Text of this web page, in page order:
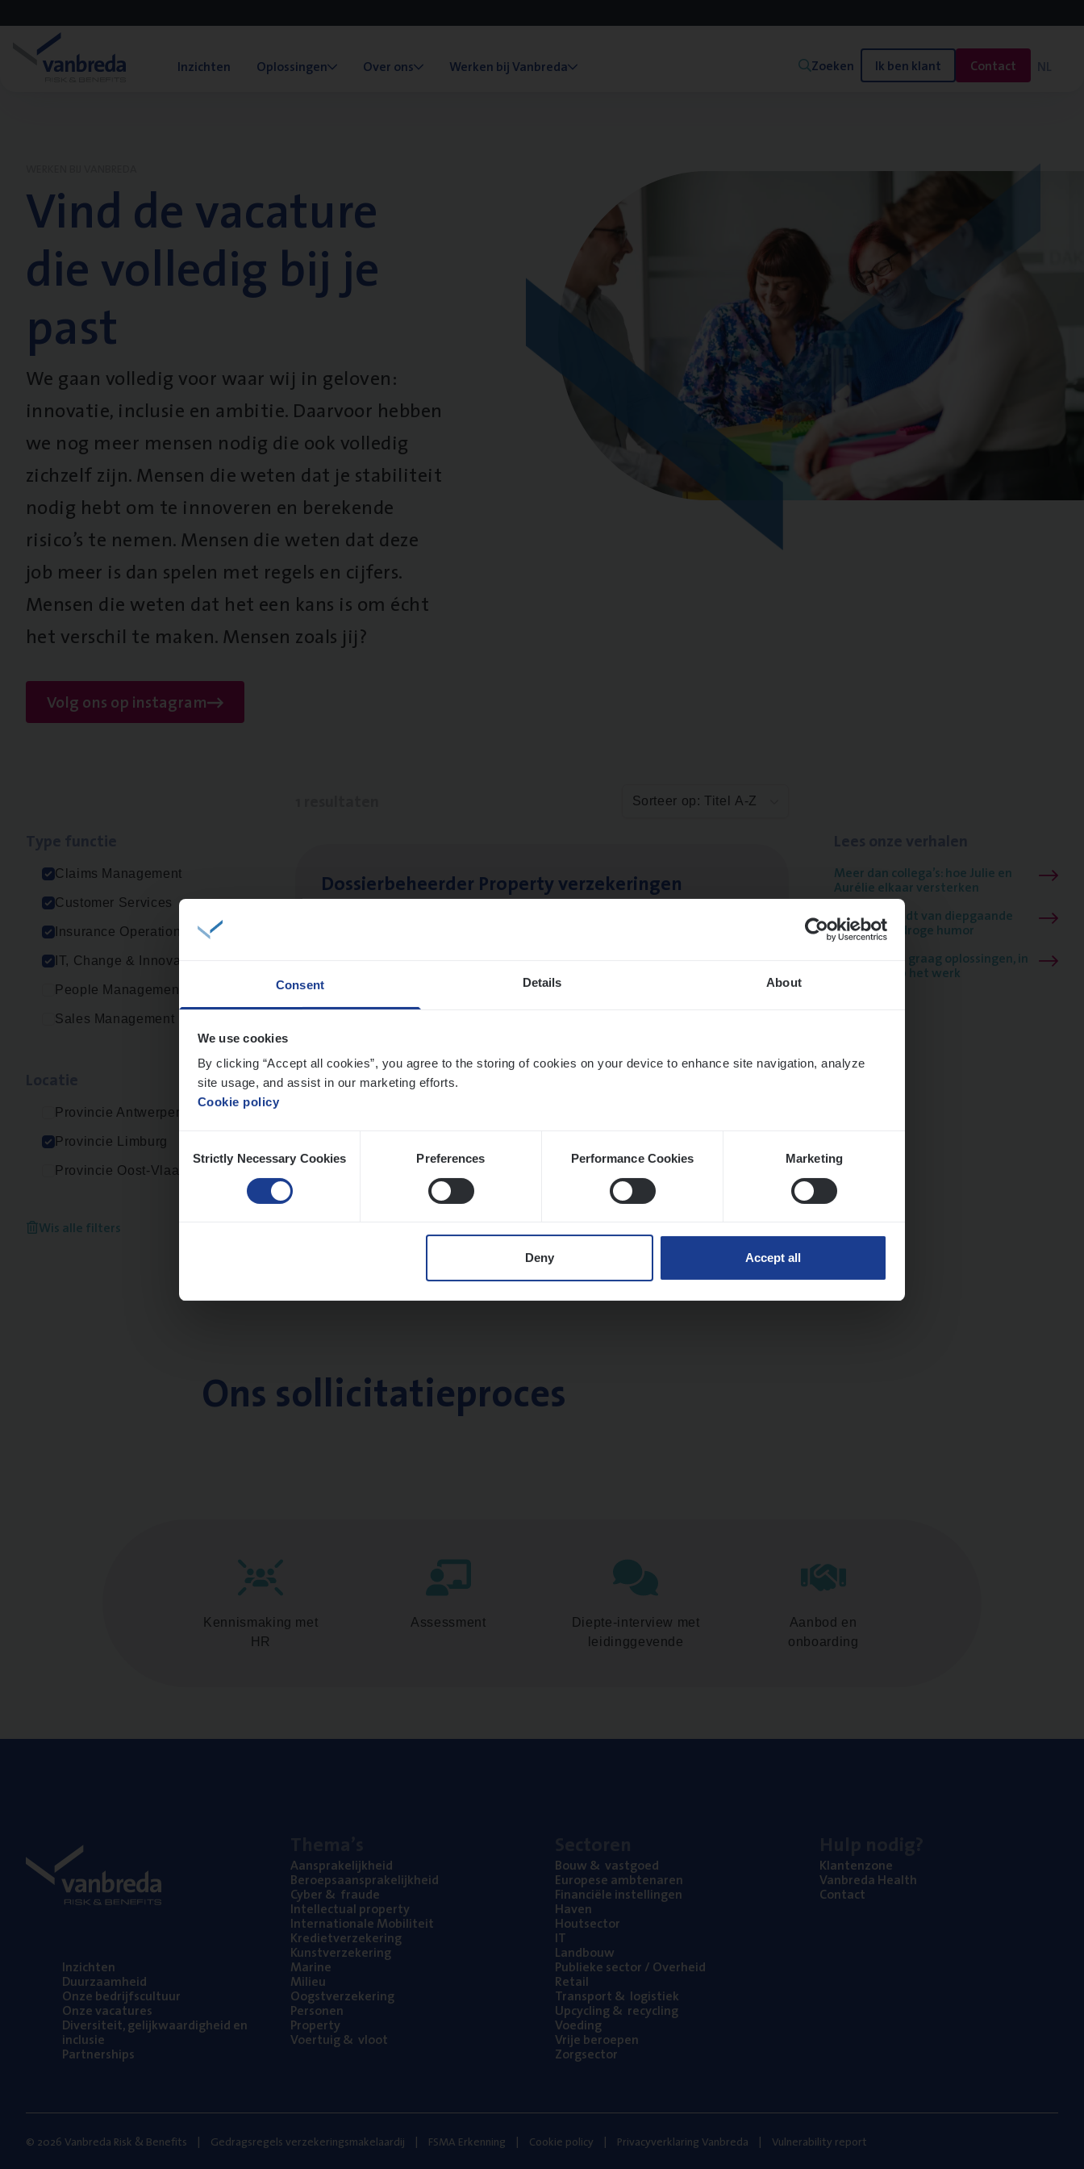
Consent Details About
We use cookies
By clicking “Accept all cookies”, you agree to the storing of cookies on your device to enhance site navigation, analyze
site usage, and assist in our marketing efforts.
Cookie policy
Selection
Strictly Necessary Cookies Preferences Performance Cookies Marketing
Deny Accept all
Inzichten Oplossingen Over ons Werken bij Vanbreda Zoeken Ik ben klant Contact NL
Vind de vacature
die volledig bij je
past
We gaan volledig voor waar wij in geloven:
innovatie, inclusie en ambitie. Daarvoor hebben
we nog meer mensen nodig die ook volledig
zichzelf zijn. Mensen die weten dat je stabiliteit
nodig hebt om te innoveren en berekende
risico’s te nemen. Mensen die weten dat deze
job meer is dan spelen met regels en cijfers.
Mensen die weten dat het een kans is om écht
het verschil te maken. Mensen zoals jij?
Volg ons op instagram
Claims Management
Customer Services
Insurance Operations
IT, Change & Innovation
People Management
Sales Management
Provincie Antwerpen
Provincie Limburg
Provincie Oost-Vlaanderen
Wis alle filters
Sorteer op: Titel A-Z
Dos­sier­be­heer­der Pro­per­ty verzekeringen Meer dan collega’s: hoe Julie en
Aurélie elkaar versterken
Mathias houdt van diepgaande
dossiers én droge humor
Thalia zoekt graag oplossingen, in
games én op het werk
Ons sollicitatieproces
Kennismaking met
HR
Assessment
Diepte-interview met
leidinggevende
Aanbod en
onboarding
Inzich­ten
Duur­zaam­heid
Onze bedrijfs­cul­tuur
Onze vaca­tu­res
Diver­si­teit, gelijk­waar­dig­heid en
inclusie
Part­ner­ships
Aan­spra­ke­lijk­heid
Beroeps­aan­spra­ke­lijk­heid
Cyber& fraude
Intel­lec­tu­al property
Inter­na­ti­o­na­le Mobiliteit
Kre­diet­ver­ze­ke­ring
Kunst­ver­ze­ke­ring
Mari­ne
Mili­eu
Oogst­ver­ze­ke­ring
Per­so­nen
Pro­per­ty
Voer­tuig& vloot
Bouw& vastgoed
Euro­pe­se ambtenaren
Finan­ci­ë­le instellingen
Haven
Hout­sec­tor
IT
Land­bouw
Publie­ke sec­tor / Overheid
Retail
Trans­port& logistiek
Upcy­cling& recycling
Voe­ding
Vrije beroe­pen
Zorg­sec­tor
Klan­ten­zo­ne
Van­b­re­da Health
Con­tact
© 2026 Vanbreda Risk & Benefits Gedragsregels verzekeringsmakelaardij FSMA Erkenning Cookie policy Privacyverklaring Vanbreda Vulnerability report